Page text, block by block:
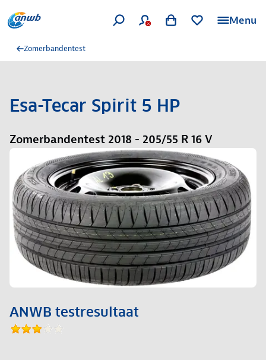
Menu
Zomerbandentest
Esa-Tecar Spirit 5 HP
Zomerbandentest 2018 - 205/55 R 16 V
ANWB testresultaat